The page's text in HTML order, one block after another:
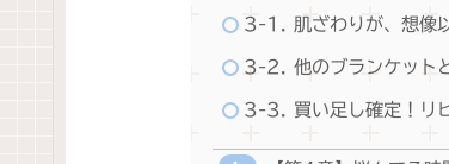
3-1. 肌ざわりが、想像
3-2. 他のブランケット
3-3. 買い足し確定！リ